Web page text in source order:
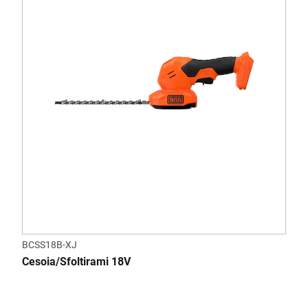
BCSS18B-XJ
Cesoia/Sfoltirami 18V